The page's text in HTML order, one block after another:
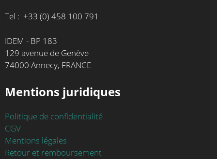
Tel : +33 (0) 458 100 791
IDEM - BP 183
129 avenue de Genève
74000 Annecy, FRANCE
Mentions juridiques
Politique de confidentialité
CGV
Mentions légales
Retour et remboursement